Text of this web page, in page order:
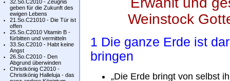
32.So.C2010 - Zeugnis
geben für die Zukunft des
ewigen Lebens
21.So.C21010 - Die Tür ist
offen
25.So.C2010 Vitamin B -
fürbitten und vermitteln
33.So.C2010 - Habt keine
Angst
26.So.C2010 - Den
Abgrund überwinden
Christkönig C2010 -
Christkönig Halleluja - das
Weinstock
1 Die ganze Erde ist
bringen
„Die Erde bringt von selbst